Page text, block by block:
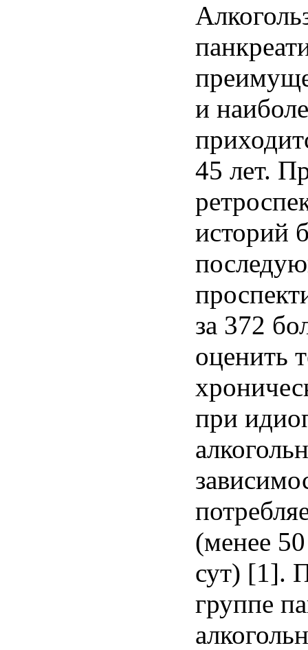
и
45 лет.
историй
за 372
оценить
при
(менее
сут) [1].
группе